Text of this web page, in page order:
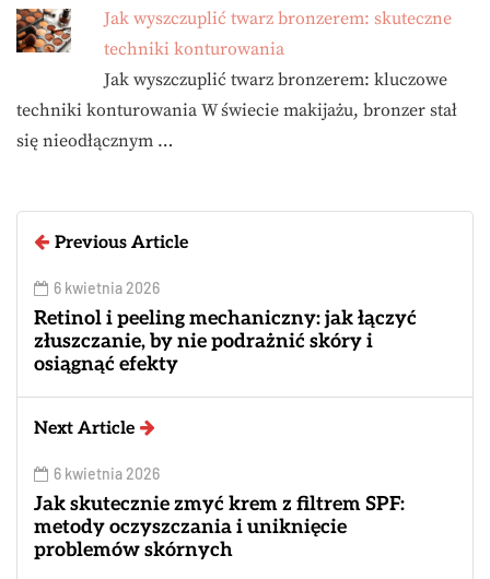
Jak wyszczuplić twarz bronzerem: skuteczne
techniki konturowania
Jak wyszczuplić twarz bronzerem: kluczowe
techniki konturowania W świecie makijażu, bronzer stał
się nieodłącznym …
Previous Article
6 kwietnia 2026
Retinol i peeling mechaniczny: jak łączyć
złuszczanie, by nie podrażnić skóry i
osiągnąć efekty
Next Article
6 kwietnia 2026
Jak skutecznie zmyć krem z filtrem SPF:
metody oczyszczania i uniknięcie
problemów skórnych